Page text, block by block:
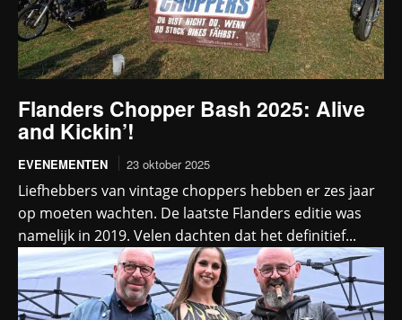
Flanders Chopper Bash 2025: Alive
and Kickin’!
EVENEMENTEN 23 oktober 2025
Liefhebbers van vintage choppers hebben er zes jaar
op moeten wachten. De laatste Flanders editie was
namelijk in 2019. Velen dachten dat het definitief...